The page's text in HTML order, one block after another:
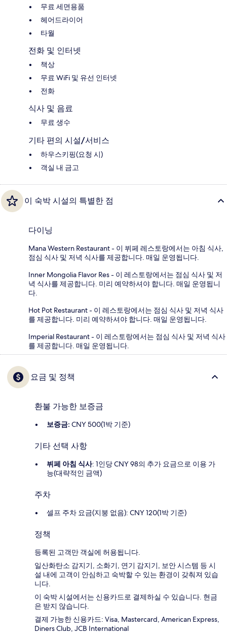
무료 세면용품
헤어드라이어
타월
전화 및 인터넷
책상
무료 WiFi 및 유선 인터넷
전화
식사 및 음료
무료 생수
기타 편의 시설/서비스
하우스키핑(요청 시)
객실 내 금고
이 숙박 시설의 특별한 점
다이닝
Mana Western Restaurant - 이 뷔페 레스토랑에서는 아침 식사,
점심 식사 및 저녁 식사를 제공합니다. 매일 운영됩니다.
Inner Mongolia Flavor Res - 이 레스토랑에서는 점심 식사 및 저
녁 식사를 제공합니다. 미리 예약하셔야 합니다. 매일 운영됩니
다.
Hot Pot Restaurant - 이 레스토랑에서는 점심 식사 및 저녁 식사
를 제공합니다. 미리 예약하셔야 합니다. 매일 운영됩니다.
Imperial Restaurant - 이 레스토랑에서는 점심 식사 및 저녁 식사
를 제공합니다. 매일 운영됩니다.
요금 및 정책
환불 가능한 보증금
보증금: CNY 500(1박 기준)
기타 선택 사항
뷔페 아침 식사: 1인당 CNY 98의 추가 요금으로 이용 가
능(대략적인 금액)
주차
셀프 주차 요금(지붕 없음): CNY 120(1박 기준)
정책
등록된 고객만 객실에 허용됩니다.
일산화탄소 감지기, 소화기, 연기 감지기, 보안 시스템 등 시
설 내에 고객이 안심하고 숙박할 수 있는 환경이 갖춰져 있습
니다.
이 숙박 시설에서는 신용카드로 결제하실 수 있습니다. 현금
은 받지 않습니다.
결제 가능한 신용카드: Visa, Mastercard, American Express,
Diners Club, JCB International